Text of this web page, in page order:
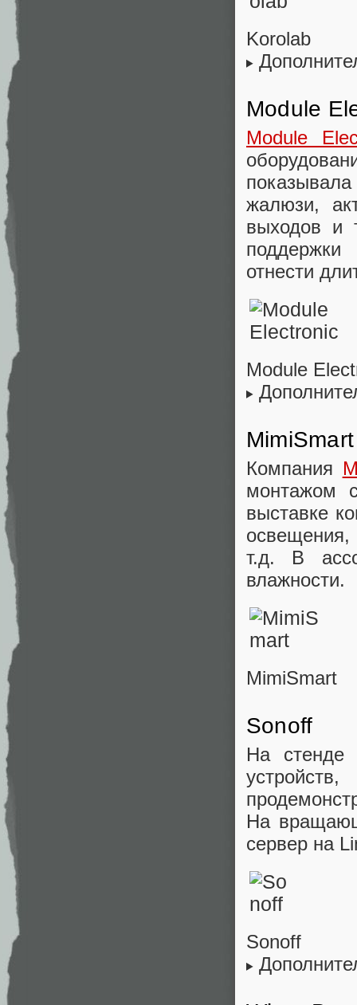
Korolab
Module
Module
жалюзи,
выходов и
отнести
Module
MimiSmart
Компания
монтажом
выставке
т.д. В
влажности.
MimiSmart
Sonoff
На стенде
На
сервер на
Sonoff